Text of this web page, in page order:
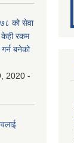
को सेवा
केही रकम
गर्न बनेको
2020 -